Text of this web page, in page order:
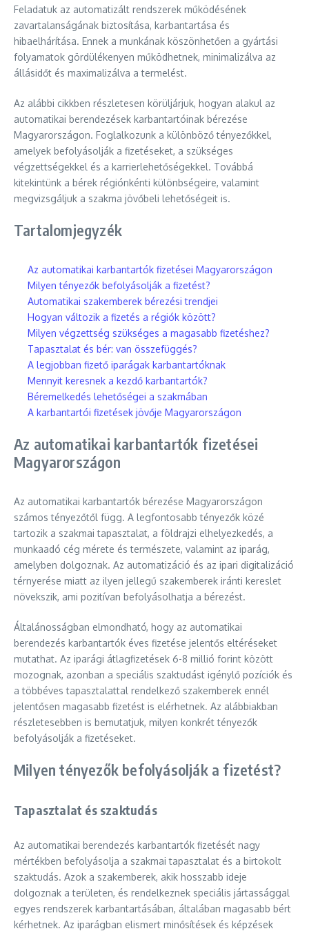
Feladatuk az automatizált rendszerek működésének
zavartalanságának biztosítása, karbantartása és
hibaelhárítása. Ennek a munkának köszönhetően a gyártási
folyamatok gördülékenyen működhetnek, minimalizálva az
állásidőt és maximalizálva a termelést.
Az alábbi cikkben részletesen körüljárjuk, hogyan alakul az
automatikai berendezések karbantartóinak bérezése
Magyarországon. Foglalkozunk a különböző tényezőkkel,
amelyek befolyásolják a fizetéseket, a szükséges
végzettségekkel és a karrierlehetőségekkel. Továbbá
kitekintünk a bérek régiónkénti különbségeire, valamint
megvizsgáljuk a szakma jövőbeli lehetőségeit is.
Tartalomjegyzék
Az automatikai karbantartók fizetései Magyarországon
Milyen tényezők befolyásolják a fizetést?
Automatikai szakemberek bérezési trendjei
Hogyan változik a fizetés a régiók között?
Milyen végzettség szükséges a magasabb fizetéshez?
Tapasztalat és bér: van összefüggés?
A legjobban fizető iparágak karbantartóknak
Mennyit keresnek a kezdő karbantartók?
Béremelkedés lehetőségei a szakmában
A karbantartói fizetések jövője Magyarországon
Az automatikai karbantartók fizetései
Magyarországon
Az automatikai karbantartók bérezése Magyarországon
számos tényezőtől függ. A legfontosabb tényezők közé
tartozik a szakmai tapasztalat, a földrajzi elhelyezkedés, a
munkaadó cég mérete és természete, valamint az iparág,
amelyben dolgoznak. Az automatizáció és az ipari digitalizáció
térnyerése miatt az ilyen jellegű szakemberek iránti kereslet
növekszik, ami pozitívan befolyásolhatja a bérezést.
Általánosságban elmondható, hogy az automatikai
berendezés karbantartók éves fizetése jelentős eltéréseket
mutathat. Az iparági átlagfizetések 6-8 millió forint között
mozognak, azonban a speciális szaktudást igénylő pozíciók és
a többéves tapasztalattal rendelkező szakemberek ennél
jelentősen magasabb fizetést is elérhetnek. Az alábbiakban
részletesebben is bemutatjuk, milyen konkrét tényezők
befolyásolják a fizetéseket.
Milyen tényezők befolyásolják a fizetést?
Tapasztalat és szaktudás
Az automatikai berendezés karbantartók fizetését nagy
mértékben befolyásolja a szakmai tapasztalat és a birtokolt
szaktudás. Azok a szakemberek, akik hosszabb ideje
dolgoznak a területen, és rendelkeznek speciális jártassággal
egyes rendszerek karbantartásában, általában magasabb bért
kérhetnek. Az iparágban elismert minősítések és képzések